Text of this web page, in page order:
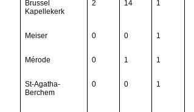
Brussel
Kapellekerk
2 14 1
Meiser 0 0 1
Mérode 0 1 1
St-Agatha-
Berchem
0 0 1